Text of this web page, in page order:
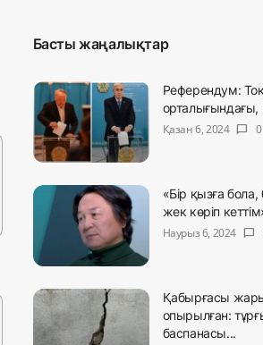
Басты жаңалықтар
Референдум:
орталығындағы,
Қазан 6, 2024 chat_bubble 0
«Бір қызға
жек көріп
Наурыз 6, 2024
chat_bubble
Қабырғасы
опырылған:
баспанасы...